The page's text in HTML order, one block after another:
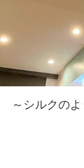
～シルクの